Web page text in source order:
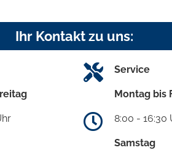
Ihr Kontakt zu uns:
Service
Montag bis
8:00 - 16:30
Samstag